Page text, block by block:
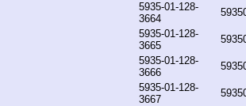
5935-01-128-
3664
5935-01-128-
3665
5935-01-128-
3666
5935-01-128-
3667